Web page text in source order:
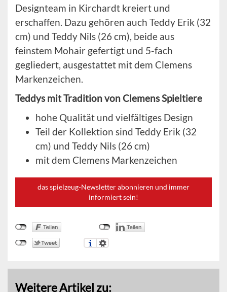
Designteam in Kirchardt kreiert und
erschaffen. Dazu gehören auch Teddy Erik (32
cm) und Teddy Nils (26 cm), beide aus
feinstem Mohair gefertigt und 5-fach
gegliedert, ausgestattet mit dem Clemens
Markenzeichen.
Teddys mit Tradition von Clemens Spieltiere
hohe Qualität und vielfältiges Design
Teil der Kollektion sind Teddy Erik (32
cm) und Teddy Nils (26 cm)
mit dem Clemens Markenzeichen
das spielzeug-Newsletter abonnieren und immer
informiert sein!
Weitere Artikel zu: